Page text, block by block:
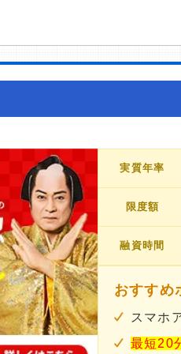
実質年率
限度額
融資時間
おすすめ
スマホ
最短20